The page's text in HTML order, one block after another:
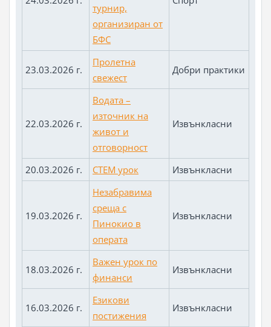
турнир,
организиран от
БФС
23.03.2026 г.
Пролетна
свежест
Добри практики
22.03.2026 г.
Водата –
източник на
живот и
отговорност
Извънкласни
20.03.2026 г. СТЕМ урок Извънкласни
19.03.2026 г.
Незабравима
среща с
Пинокио в
операта
Извънкласни
18.03.2026 г.
Важен урок по
финанси
Извънкласни
16.03.2026 г.
Езикови
постижения
Извънкласни